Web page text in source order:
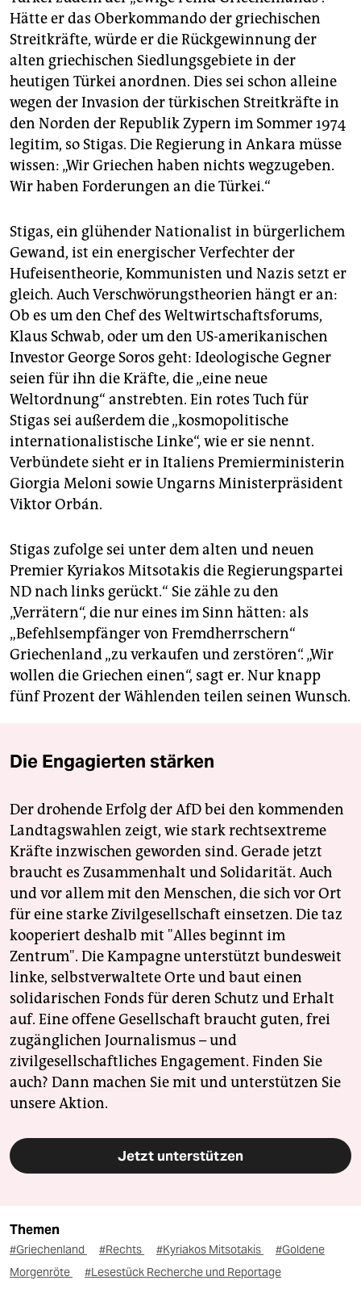
Hätte er das Oberkommando der griechischen
Streitkräfte, würde er die Rückgewinnung der
alten griechischen Siedlungsgebiete in der
heutigen Türkei anordnen. Dies sei schon alleine
wegen der Invasion der türkischen Streitkräfte in
den Norden der Republik Zypern im Sommer 1974
legitim, so Stigas. Die Regierung in Ankara müsse
wissen: „Wir Griechen haben nichts wegzugeben.
Wir haben Forderungen an die Türkei.“
Stigas, ein glühender Nationalist in bürgerlichem
Gewand, ist ein energischer Verfechter der
Hufeisentheorie, Kommunisten und Nazis setzt er
gleich. Auch Verschwörungstheorien hängt er an:
Ob es um den Chef des Weltwirtschaftsforums,
Klaus Schwab, oder um den US-amerikanischen
Investor George Soros geht: Ideologische Gegner
seien für ihn die Kräfte, die „eine neue
Weltordnung“ anstrebten. Ein rotes Tuch für
Stigas sei außerdem die „kosmopolitische
internationalistische Linke“, wie er sie nennt.
Verbündete sieht er in Italiens Premierministerin
Giorgia Meloni sowie Ungarns Ministerpräsident
Viktor Orbán.
Stigas zufolge sei unter dem alten und neuen
Premier Kyriakos Mitsotakis die Regierungspartei
ND nach links gerückt.“ Sie zähle zu den
„Verrätern“, die nur eines im Sinn hätten: als
„Befehlsempfänger von Fremdherrschern“
Griechenland „zu verkaufen und zerstören“. „Wir
wollen die Griechen einen“, sagt er. Nur knapp
fünf Prozent der Wählenden teilen seinen Wunsch.
Die Engagierten stärken
Der drohende Erfolg der AfD bei den kommenden
Landtagswahlen zeigt, wie stark rechtsextreme
Kräfte inzwischen geworden sind. Gerade jetzt
braucht es Zusammenhalt und Solidarität. Auch
und vor allem mit den Menschen, die sich vor Ort
für eine starke Zivilgesellschaft einsetzen. Die taz
kooperiert deshalb mit "Alles beginnt im
Zentrum". Die Kampagne unterstützt bundesweit
linke, selbstverwaltete Orte und baut einen
solidarischen Fonds für deren Schutz und Erhalt
auf. Eine offene Gesellschaft braucht guten, frei
zugänglichen Journalismus – und
zivilgesellschaftliches Engagement. Finden Sie
auch? Dann machen Sie mit und unterstützen Sie
unsere Aktion.
Jetzt unterstützen
Themen
#Griechenland #Rechts #Kyriakos Mitsotakis
#Goldene
Morgenröte
#Lesestück Recherche und Reportage